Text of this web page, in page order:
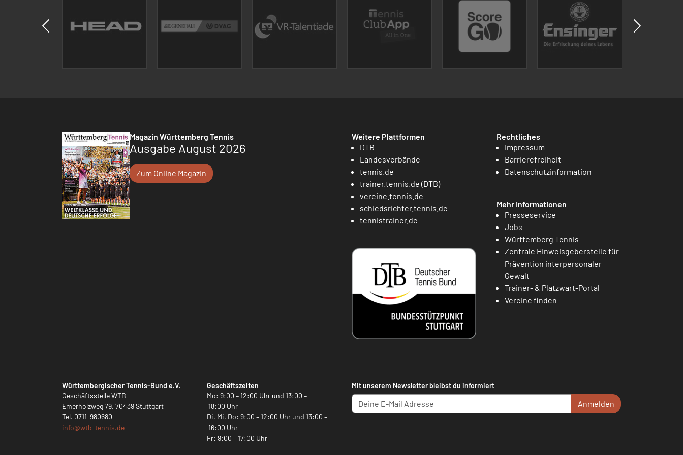
Magazin Württemberg Tennis
Ausgabe August 2026
Zum Online Magazin
Weitere Plattformen
DTB
Landesverbände
tennis.de
trainer.tennis.de (DTB)
vereine.tennis.de
schiedsrichter.tennis.de
tennistrainer.de
Rechtliches
Impressum
Barrierefreiheit
Datenschutzinformation
Mehr Informationen
Presseservice
Jobs
Württemberg Tennis
Zentrale Hinweisgeberstelle für
Prävention interpersonaler
Gewalt
Trainer- & Platzwart-Portal
Vereine finden
Württembergischer Tennis-Bund e.V.
Geschäftsstelle WTB
Emerholzweg 79, 70439 Stuttgart
Tel. 0711-980680
info@wtb-tennis.de
Geschäftszeiten
Mo: 9:00 – 12:00 Uhr und 13:00 –
18:00 Uhr
Di, Mi, Do: 9:00 – 12:00 Uhr und 13:00 –
16:00 Uhr
Fr: 9:00 – 17:00 Uhr
Mit unserem Newsletter bleibst du informiert
Anmelden